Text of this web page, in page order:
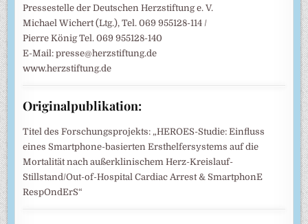
Pressestelle der Deutschen Herzstiftung e. V.
Michael Wichert (Ltg.), Tel. 069 955128-114 /
Pierre König Tel. 069 955128-140
E-Mail: presse@herzstiftung.de
www.herzstiftung.de
Originalpublikation:
Titel des Forschungsprojekts: „HEROES-Studie: Einfluss
eines Smartphone-basierten Ersthelfersystems auf die
Mortalität nach außerklinischem Herz-Kreislauf-
Stillstand/Out-of-Hospital Cardiac Arrest & SmartphonE
RespOndErS“